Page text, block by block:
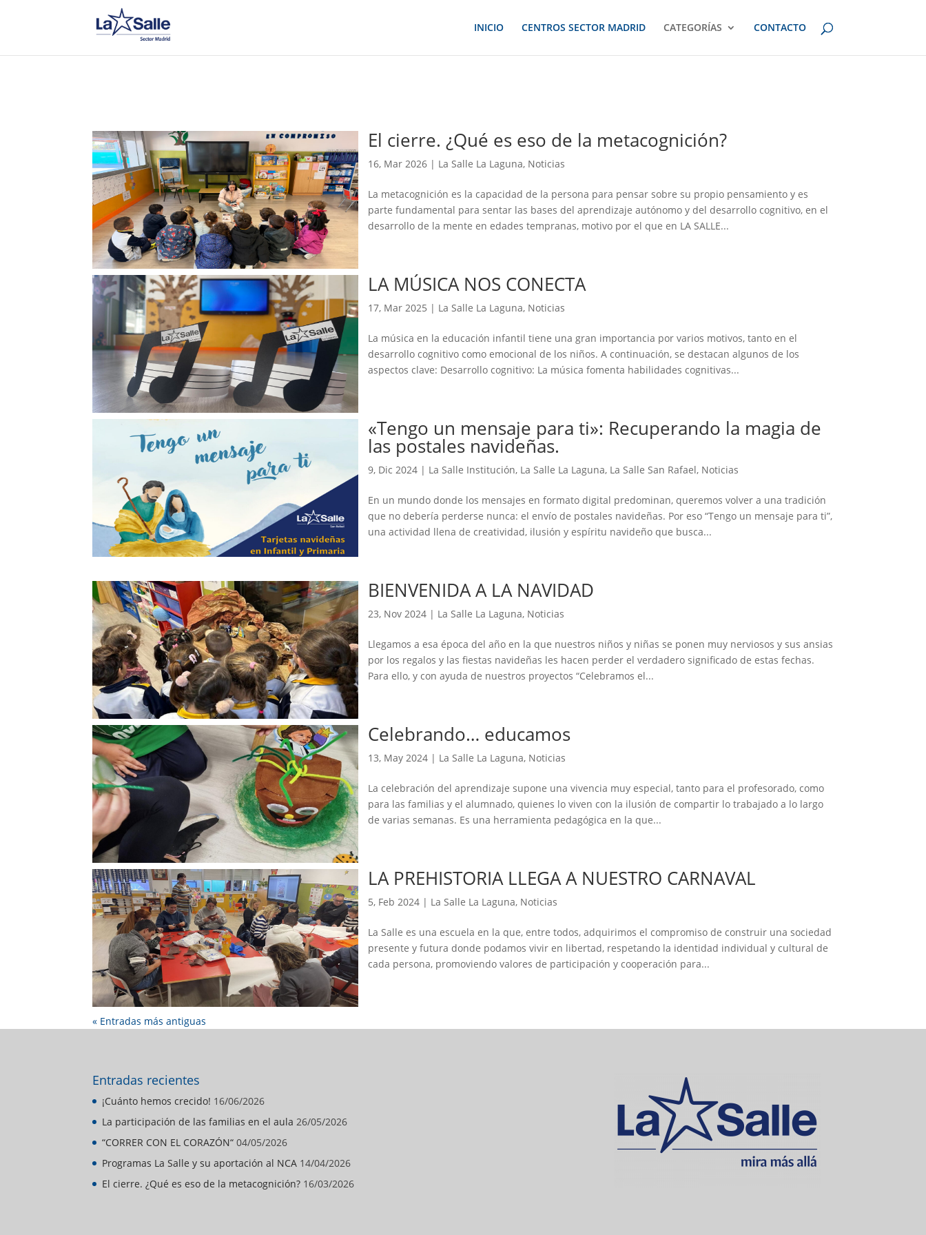
INICIO CENTROS SECTOR MADRID CATEGORÍAS CONTACTO
El cierre. ¿Qué es eso de la metacognición?
16, Mar 2026 | La Salle La Laguna, Noticias
La metacognición es la capacidad de la persona para pensar sobre su propio pensamiento y es
parte fundamental para sentar las bases del aprendizaje autónomo y del desarrollo cognitivo, en el
desarrollo de la mente en edades tempranas, motivo por el que en LA SALLE...
LA MÚSICA NOS CONECTA
17, Mar 2025 | La Salle La Laguna, Noticias
La música en la educación infantil tiene una gran importancia por varios motivos, tanto en el
desarrollo cognitivo como emocional de los niños. A continuación, se destacan algunos de los
aspectos clave: Desarrollo cognitivo: La música fomenta habilidades cognitivas...
«Tengo un mensaje para ti»: Recuperando la magia de
las postales navideñas.
9, Dic 2024 | La Salle Institución, La Salle La Laguna, La Salle San Rafael, Noticias
En un mundo donde los mensajes en formato digital predominan, queremos volver a una tradición
que no debería perderse nunca: el envío de postales navideñas. Por eso “Tengo un mensaje para ti”,
una actividad llena de creatividad, ilusión y espíritu navideño que busca...
BIENVENIDA A LA NAVIDAD
23, Nov 2024 | La Salle La Laguna, Noticias
Llegamos a esa época del año en la que nuestros niños y niñas se ponen muy nerviosos y sus ansias
por los regalos y las fiestas navideñas les hacen perder el verdadero significado de estas fechas.
Para ello, y con ayuda de nuestros proyectos “Celebramos el...
Celebrando… educamos
13, May 2024 | La Salle La Laguna, Noticias
La celebración del aprendizaje supone una vivencia muy especial, tanto para el profesorado, como
para las familias y el alumnado, quienes lo viven con la ilusión de compartir lo trabajado a lo largo
de varias semanas. Es una herramienta pedagógica en la que...
LA PREHISTORIA LLEGA A NUESTRO CARNAVAL
5, Feb 2024 | La Salle La Laguna, Noticias
La Salle es una escuela en la que, entre todos, adquirimos el compromiso de construir una sociedad
presente y futura donde podamos vivir en libertad, respetando la identidad individual y cultural de
cada persona, promoviendo valores de participación y cooperación para...
« Entradas más antiguas
Entradas recientes
¡Cuánto hemos crecido! 16/06/2026
La participación de las familias en el aula 26/05/2026
“CORRER CON EL CORAZÓN“ 04/05/2026
Programas La Salle y su aportación al NCA 14/04/2026
El cierre. ¿Qué es eso de la metacognición? 16/03/2026